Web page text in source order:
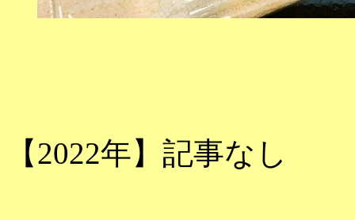
【2022年】記事なし